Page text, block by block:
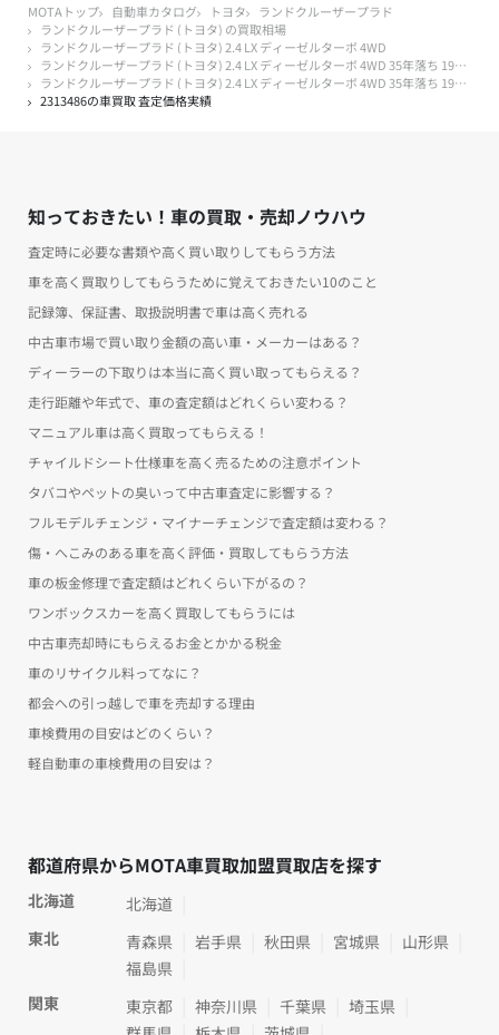
MOTAトップ
自動車カタログ トヨタ
ランドクルーザープラド
ランドクルーザープラド (トヨタ) の買取相場
ランドクルーザープラド (トヨタ) 2.4 LX ディーゼルターボ 4WD
ランドクルーザープラド (トヨタ) 2.4 LX ディーゼルターボ 4WD 35年落ち 1991年式
ランドクルーザープラド (トヨタ) 2.4 LX ディーゼルターボ 4WD 35年落ち 1991年式 7万キロ以下
2313486の車買取 査定価格実績
知っておきたい！車の買取・売却ノウハウ
査定時に必要な書類や高く買い取りしてもらう方法
車を高く買取りしてもらうために覚えておきたい10のこと
記録簿、保証書、取扱説明書で車は高く売れる
中古車市場で買い取り金額の高い車・メーカーはある？
ディーラーの下取りは本当に高く買い取ってもらえる？
走行距離や年式で、車の査定額はどれくらい変わる？
マニュアル車は高く買取ってもらえる！
チャイルドシート仕様車を高く売るための注意ポイント
タバコやペットの臭いって中古車査定に影響する？
フルモデルチェンジ・マイナーチェンジで査定額は変わる？
傷・へこみのある車を高く評価・買取してもらう方法
車の板金修理で査定額はどれくらい下がるの？
ワンボックスカーを高く買取してもらうには
中古車売却時にもらえるお金とかかる税金
車のリサイクル料ってなに？
都会への引っ越しで車を売却する理由
車検費用の目安はどのくらい？
軽自動車の車検費用の目安は？
都道府県からMOTA車買取加盟買取店を探す
北海道
北海道
東北
青森県 岩手県 秋田県 宮城県
山形県
福島県
関東
東京都 神奈川県 千葉県
埼玉県